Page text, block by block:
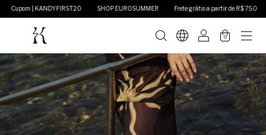
| KANDYFIRST20 SHOP EUROSUMMER Frete grátis a partir de R$ 750 Cupom
0